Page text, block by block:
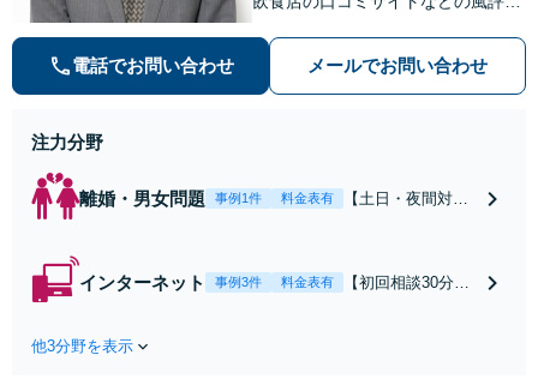
の種類を問わず相談可。可能な限り
早期対応で駆けつけサポート【労
電話でお問い合わせ メールでお問い合わせ
注力分野
離婚・男女問題 事例1件 料金表有
【土日・夜間対応
れたら、サインす
インターネット 事例3件 料金表有
【初回相談30分無
他3分野を表示